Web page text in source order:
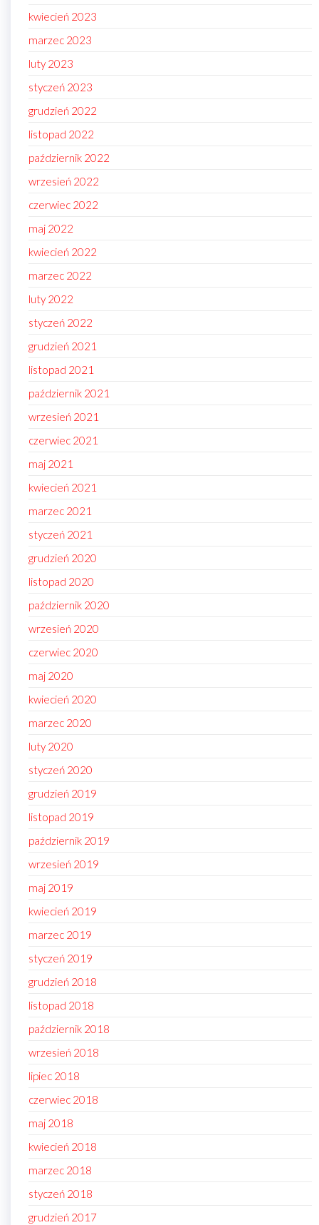
kwiecień 2023
marzec 2023
luty 2023
styczeń 2023
grudzień 2022
listopad 2022
październik 2022
wrzesień 2022
czerwiec 2022
maj 2022
kwiecień 2022
marzec 2022
luty 2022
styczeń 2022
grudzień 2021
listopad 2021
październik 2021
wrzesień 2021
czerwiec 2021
maj 2021
kwiecień 2021
marzec 2021
styczeń 2021
grudzień 2020
listopad 2020
październik 2020
wrzesień 2020
czerwiec 2020
maj 2020
kwiecień 2020
marzec 2020
luty 2020
styczeń 2020
grudzień 2019
listopad 2019
październik 2019
wrzesień 2019
maj 2019
kwiecień 2019
marzec 2019
styczeń 2019
grudzień 2018
listopad 2018
październik 2018
wrzesień 2018
lipiec 2018
czerwiec 2018
maj 2018
kwiecień 2018
marzec 2018
styczeń 2018
grudzień 2017